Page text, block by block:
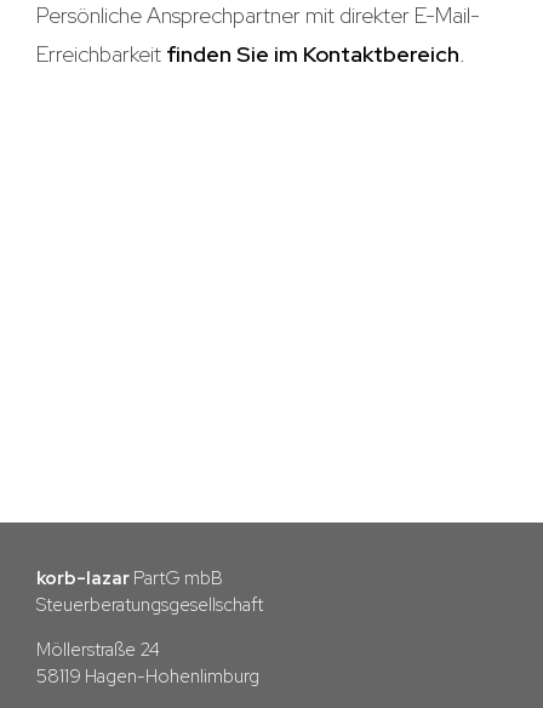
Persönliche Ansprechpartner mit direkter E-Mail-
Erreichbarkeit finden Sie im Kontaktbereich.
korb-lazar PartG mbB
Steuerberatungsgesellschaft
Möllerstraße 24
58119 Hagen-Hohenlimburg